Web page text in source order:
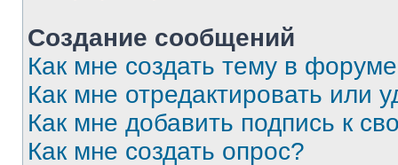
Создание сообщений
Как мне создать тему в
Как мне отредактировать или
Как мне добавить подпись к
Как мне создать опрос?